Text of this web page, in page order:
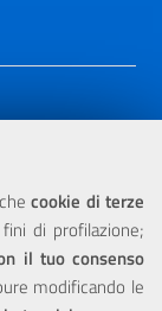
cookie di terze
di profilazione;
il tuo consenso
modificando le